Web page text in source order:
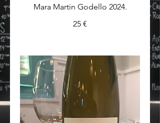
Mara Martin Godello 2024.
25 €